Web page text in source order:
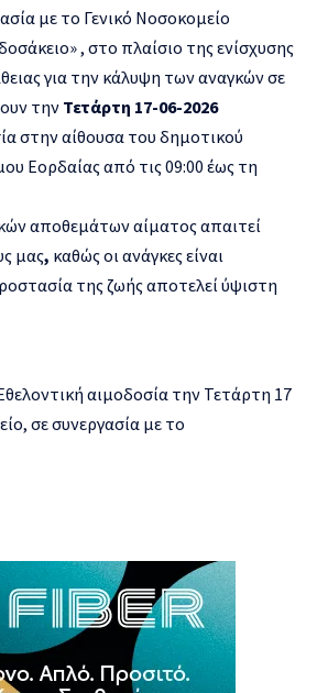
με το Γενικό Νοσοκομείο
, στο πλαίσιο της ενίσχυσης
για την κάλυψη των αναγκών σε
την Τετάρτη 17-06-2026
στην αίθουσα του δημοτικού
Εορδαίας από τις 09:00 έως τη
αποθεμάτων αίματος απαιτεί
μας, καθώς οι ανάγκες είναι
της ζωής αποτελεί ύψιστη